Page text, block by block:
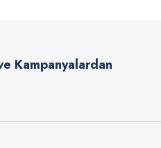
Kampanyalardan